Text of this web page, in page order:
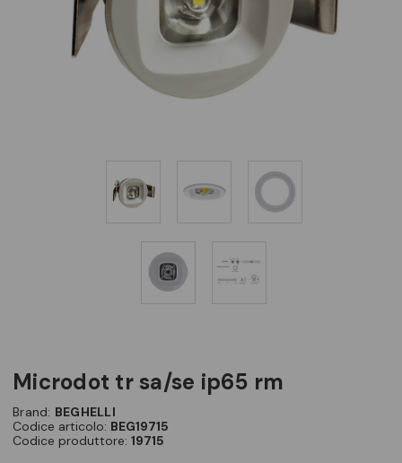
microdot tr sa/se ip65 rm
Brand: BEGHELLI
Codice articolo: BEG19715
Codice produttore: 19715